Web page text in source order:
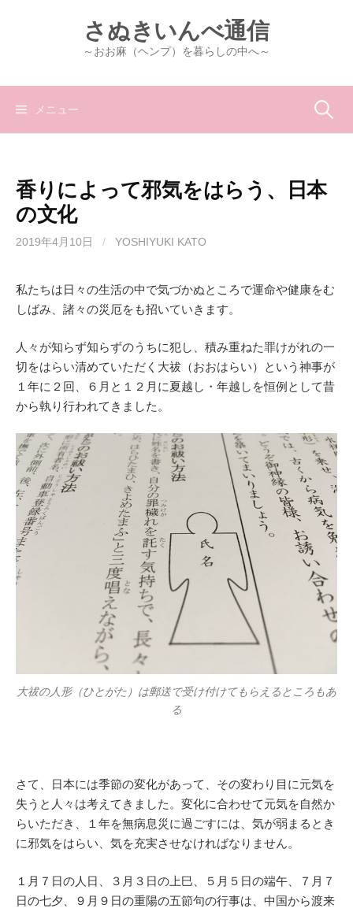
ツ
さぬきいんべ通信
～おお麻（ヘンプ）を暮らしの中へ～
メニュー 検
香りによって邪気をはらう、日本
の文化
2019年4月10日 / YOSHIYUKI KATO
私たちは日々の生活の中で気づかぬところで運命や健康をむ
しばみ、諸々の災厄をも招いていきます。
人々が知らず知らずのうちに犯し、積み重ねた罪けがれの一
切をはらい清めていただく大祓（おおはらい）という神事が
１年に２回、６月と１２月に夏越し・年越しを恒例として昔
から執り行われてきました。
大祓の人形（ひとがた）は郵送で受け付けてもらえるところもあ
る
さて、日本には季節の変化があって、その変わり目に元気を
失うと人々は考えてきました。変化に合わせて元気を自然か
らいただき、１年を無病息災に過ごすには、気が弱まるとき
に邪気をはらい、気を充実させなければなりません。
１月７日の人日、３月３日の上巳、５月５日の端午、７月７
日の七夕、９月９日の重陽の五節句の行事は、中国から渡来